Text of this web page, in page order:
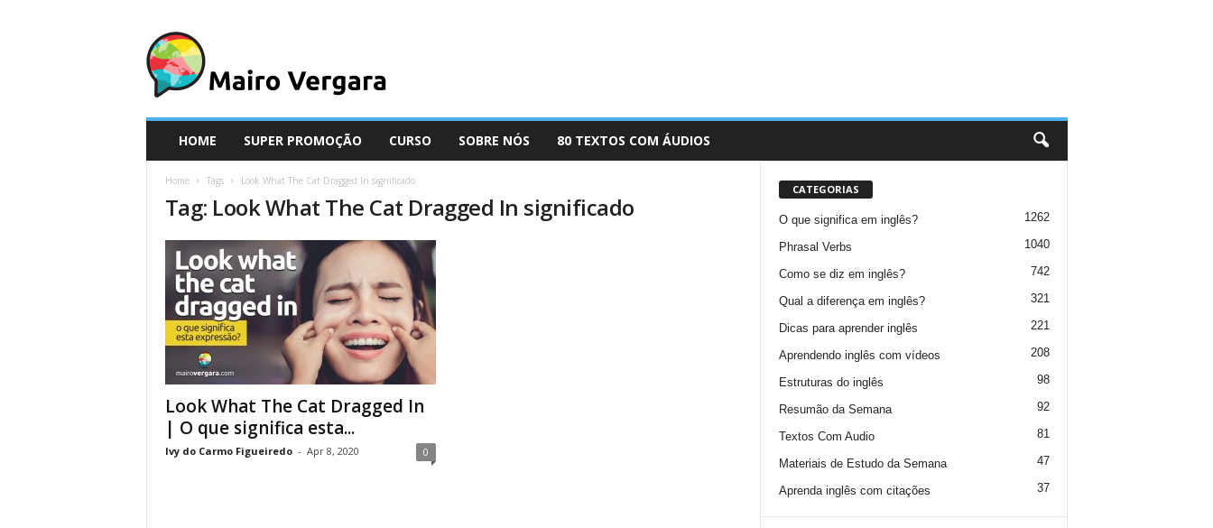
i
r
HOME SUPER PROMOÇÃO CURSO SOBRE NÓS 80 TEXTOS COM ÁUDIOS
Home Tags Look What The Cat Dragged In significado
Tag: Look What The Cat Dragged In significado
Look What The Cat Dragged In
| O que significa esta...
Ivy do Carmo Figueiredo - Apr 8, 2020 0
CATEGORIAS
O que significa em inglês? 1262
Phrasal Verbs 1040
Como se diz em inglês? 742
Qual a diferença em inglês? 321
Dicas para aprender inglês 221
Aprendendo inglês com vídeos 208
Estruturas do inglês 98
Resumão da Semana 92
Textos Com Audio 81
Materiais de Estudo da Semana 47
Aprenda inglês com citações 37